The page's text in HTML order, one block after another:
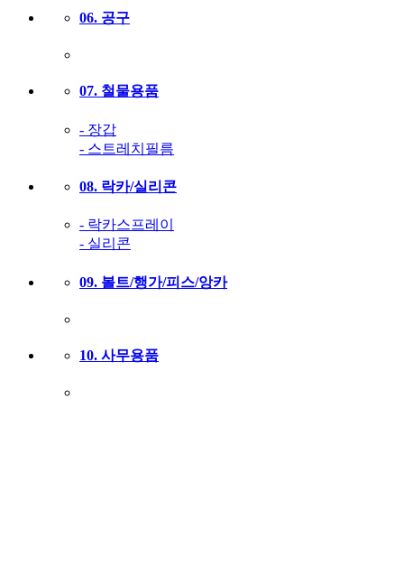
06. 공구
07. 철물용품
- 장갑
- 스트레치필름
08. 락카/실리콘
- 락카스프레이
- 실리콘
09. 볼트/행가/피스/앙카
10. 사무용품